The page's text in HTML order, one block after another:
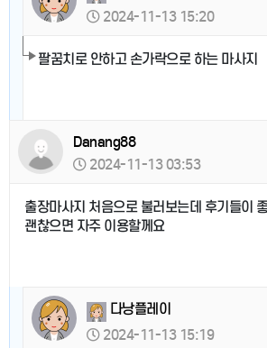
2024-11-13 15:20
팔꿈치로 안하고 손가락으로 하는 마사지
Danang88
2024-11-13 03:53
출장마사지 처음으로 불러보는데 후기들이
괜찮으면 자주 이용할께요
다낭플레이
2024-11-13 15:19